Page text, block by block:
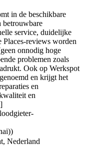
in de beschikbare
betrouwbare
service, duidelijke
reviews worden
onnodig hoge
problemen zoals
Ook op Werkspot
en krijgt het
en
en
Nederland